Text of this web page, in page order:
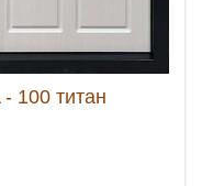
100 титан